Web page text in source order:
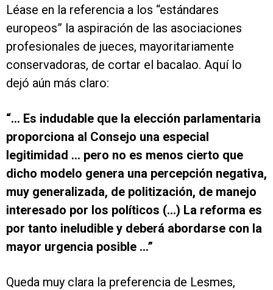
Léase en la referencia a los “estándares
europeos” la aspiración de las asociaciones
profesionales de jueces, mayoritariamente
conservadoras, de cortar el bacalao. Aquí lo
dejó aún más claro:
“… Es indudable que la elección parlamentaria
proporciona al Consejo una especial
legitimidad … pero no es menos cierto que
dicho modelo genera una percepción negativa,
muy generalizada, de politización, de manejo
interesado por los políticos (...) La reforma es
por tanto ineludible y deberá abordarse con la
mayor urgencia posible …”
Queda muy clara la preferencia de Lesmes,